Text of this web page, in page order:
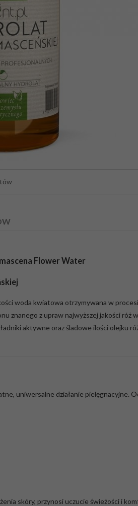
Flower Water
woda kwiatowa otrzymywana w
znanego z upraw najwyższej jakości
aktywne oraz śladowe ilości olejku
uniwersalne działanie pielęgnacyjne.
skóry, przynosi uczucie świeżości i